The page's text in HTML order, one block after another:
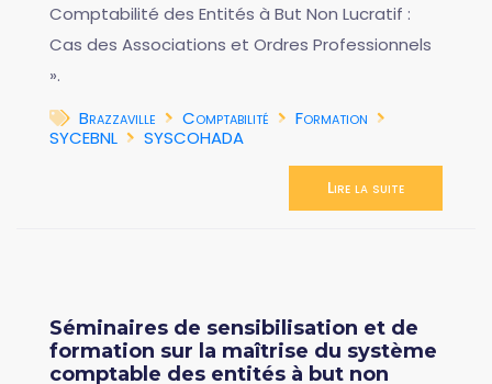
Comptabilité des Entités à But Non Lucratif :
Cas des Associations et Ordres Professionnels
».
Brazzaville
Comptabilité
Formation
SYCEBNL
SYSCOHADA
Lire la suite
Séminaires de sensibilisation et de
formation sur la maîtrise du système
comptable des entités à but non